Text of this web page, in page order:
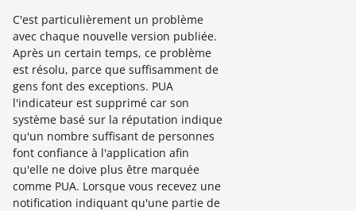
C'est particulièrement un problème
avec chaque nouvelle version publiée.
Après un certain temps, ce problème
est résolu, parce que suffisamment de
gens font des exceptions. PUA
l'indicateur est supprimé car son
système basé sur la réputation indique
qu'un nombre suffisant de personnes
font confiance à l'application afin
qu'elle ne doive plus être marquée
comme PUA. Lorsque vous recevez une
notification indiquant qu'une partie de